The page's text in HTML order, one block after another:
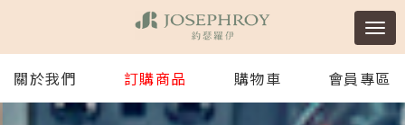
關於我們 訂購商品 購物車 會員專區